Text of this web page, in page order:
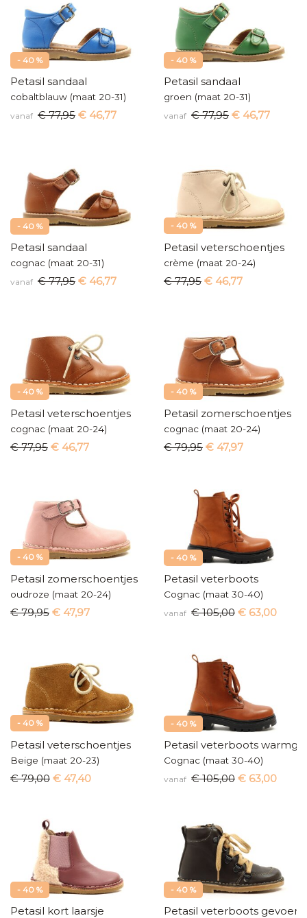
- 40 %
Petasil sandaal
cobaltblauw (maat 20-31)
vanaf € 77,95 € 46,77
- 40 %
Petasil sandaal
groen (maat 20-31)
vanaf € 77,95 € 46,77
- 40 %
Petasil sandaal
cognac (maat 20-31)
vanaf € 77,95 € 46,77
- 40 %
Petasil veterschoentjes
crème (maat 20-24)
€ 77,95 € 46,77
- 40 %
Petasil veterschoentjes
cognac (maat 20-24)
€ 77,95 € 46,77
- 40 %
Petasil zomerschoentjes
cognac (maat 20-24)
€ 79,95 € 47,97
- 40 %
Petasil zomerschoentjes
oudroze (maat 20-24)
€ 79,95 € 47,97
- 40 %
Petasil veterboots
Cognac (maat 30-40)
vanaf € 105,00 € 63,00
- 40 %
Petasil veterschoentjes
Beige (maat 20-23)
€ 79,00 € 47,40
- 40 %
Petasil veterboots
Cognac (maat 30-40)
vanaf € 105,00 € 63,00
- 40 %
Petasil kort laarsje
- 40 %
Petasil veterboots gevoerd